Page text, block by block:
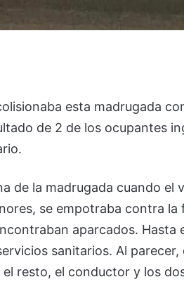
esta madrugada
de 2 de los ocupantes
de la madrugada cuando el
se empotraba contra la
aparcados. Hasta
sanitarios. Al parecer,
resto, el conductor y los